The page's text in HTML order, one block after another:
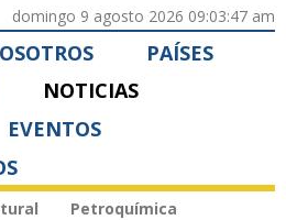
domingo 9 agosto 2026 09:03:47 am
PAÍSES
NOTICIAS
EVENTOS
Petroquímica